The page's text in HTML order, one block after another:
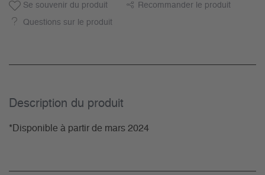
Se souvenir du produit Recommander le produit
Questions sur le produit
Description du­ produit
*Disponible à partir de mars 2024